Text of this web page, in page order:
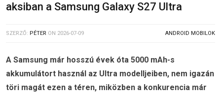
aksiban a Samsung Galaxy S27 Ultra
SZERZŐ: PÉTER ON 2026-07-09 ANDROID MOBILOK
A Samsung már hosszú évek óta 5000 mAh-s
akkumulátort használ az Ultra modelljeiben, nem igazán
töri magát ezen a téren, miközben a konkurencia már